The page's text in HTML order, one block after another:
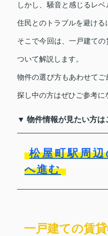
しかし、騒音と感じるレ
住民とのトラブルを避ける
そこで今回は、一戸建て
ついて解説します。
物件の選び方もあわせて
探し中の方はぜひご参考に
▼ 物件情報が見たい方
松屋町駅周
へ進む
一戸建ての賃